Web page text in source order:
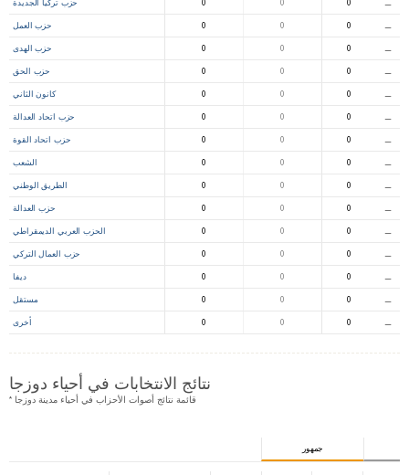
حزب العمل 0 0 0
حزب الهدى 0 0 0
حزب الحق 0 0 0
كانون الثاني 0 0 0
حزب اتحاد العدالة 0 0 0
حزب اتحاد القوة 0 0 0
الشعب 0 0 0
الطريق الوطني 0 0 0
حزب العدالة 0 0 0
الحزب العربي الديمقراطي 0 0 0
حزب العمال التركي 0 0 0
ديفا 0 0 0
مستقل 0 0 0
أخرى 0 0 0
نتائج الانتخابات في أحياء دوزجا
* قائمة نتائج أصوات الأحزاب في أحياء مدينة دوزجا
جمهور